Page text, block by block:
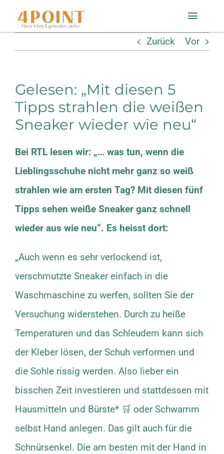
Inhalt
Toggle
Einlagenfinder
So geht’s
Technologie
Mein Konto
Zurück Vor
Gelesen: „Mit diesen 5
Tipps strahlen die weißen
Sneaker wieder wie neu“
Bei RTL lesen wir: „… was tun, wenn die
Lieblingsschuhe nicht mehr ganz so weiß
strahlen wie am ersten Tag? Mit diesen fünf
Tipps sehen weiße Sneaker ganz schnell
wieder aus wie neu“. Es heisst dort:
„Auch wenn es sehr verlockend ist,
verschmutzte Sneaker einfach in die
Waschmaschine zu werfen, sollten Sie der
Versuchung widerstehen. Durch zu heiße
Temperaturen und das Schleudern kann sich
der Kleber lösen, der Schuh verformen und
die Sohle rissig werden. Also lieber ein
bisschen Zeit investieren und stattdessen mit
Hausmitteln und Bürste* 🛒 oder Schwamm
selbst Hand anlegen. Das gilt auch für die
Schnürsenkel. Die am besten mit der Hand in